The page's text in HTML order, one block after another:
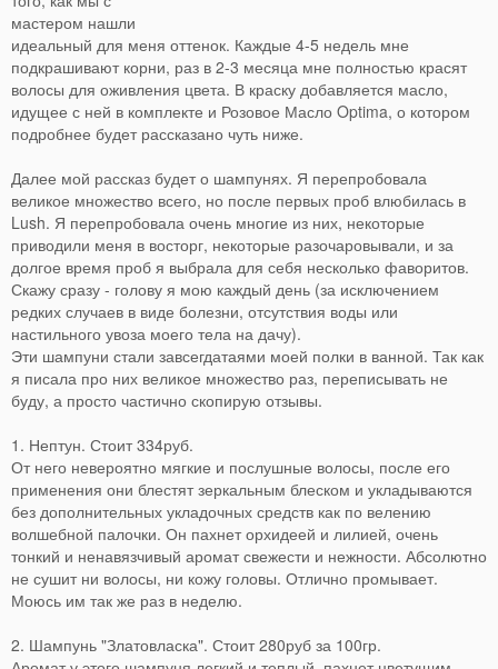
мастером нашли
идеальный для меня оттенок. Каждые 4-5 недель мне
подкрашивают корни, раз в 2-3 месяца мне полностью красят
волосы для оживления цвета. В краску добавляется масло,
идущее с ней в комплекте и Розовое Масло Optima, о котором
подробнее будет рассказано чуть ниже.
Далее мой рассказ будет о шампунях. Я перепробовала
великое множество всего, но после первых проб влюбилась в
Lush. Я перепробовала очень многие из них, некоторые
приводили меня в восторг, некоторые разочаровывали, и за
долгое время проб я выбрала для себя несколько фаворитов.
Скажу сразу - голову я мою каждый день (за исключением
редких случаев в виде болезни, отсутствия воды или
настильного увоза моего тела на дачу).
Эти шампуни стали завсегдатаями моей полки в ванной. Так как
я писала про них великое множество раз, переписывать не
буду, а просто частично скопирую отзывы.
1. Нептун. Стоит 334руб.
От него невероятно мягкие и послушные волосы, после его
применения они блестят зеркальным блеском и укладываются
без дополнительных укладочных средств как по велению
волшебной палочки. Он пахнет орхидеей и лилией, очень
тонкий и ненавязчивый аромат свежести и нежности. Абсолютно
не сушит ни волосы, ни кожу головы. Отлично промывает.
Моюсь им так же раз в неделю.
2. Шампунь "Златовласка". Стоит 280руб за 100гр.